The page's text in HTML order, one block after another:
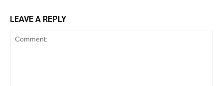
LEAVE A REPLY